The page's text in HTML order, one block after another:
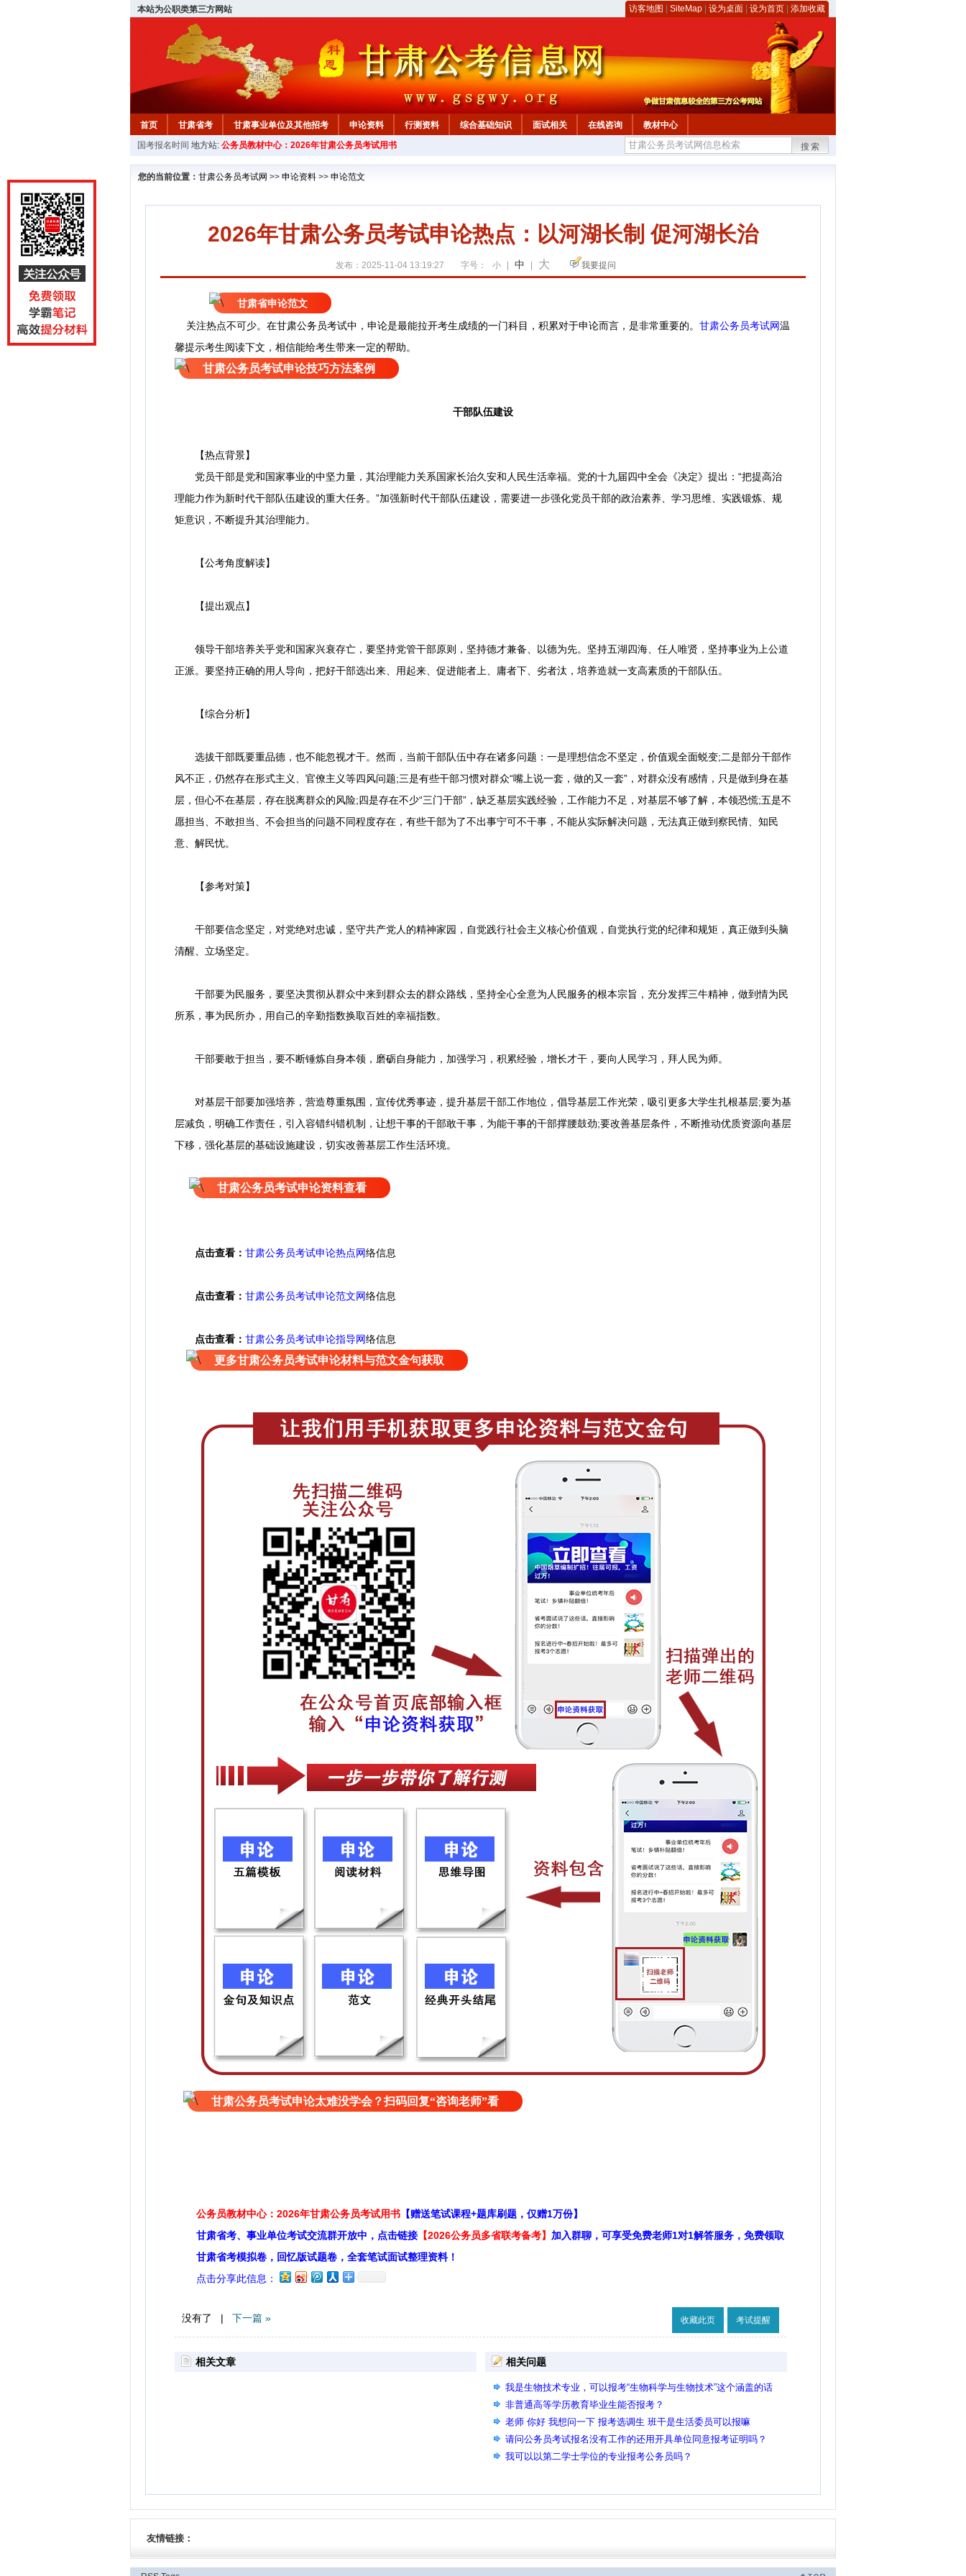
本站为公职类第三方网站 访客地图 SiteMap 设为桌面 设为首页 添加收藏
首页 甘肃省考 甘肃事业单位及其他招考 申论资料 行测资料 综合基础知识 面试相关 在线咨询
教材中心
国考报名时间 地方站: 公务员教材中心：2026年甘肃公务员考试用书 搜索
您的当前位置： 甘肃公务员考试网 >> 申论资料 >> 申论范文
2026年甘肃公务员考试申论热点：以河湖长制 促河湖长治
发布：2025-11-04 13:19:27 字号： 小 中 大 我要提问
甘肃省申论范文
关注热点不可少。 在甘肃公务员考试中，申论是最能拉开考生成绩的一门科目，积累对于申论而言，是非常重要的。 甘肃公务员考试网温
馨提示考生阅读下文，相信能给考生带来一定的帮助。
甘肃公务员考试申论技巧方法案例
干部队伍建设
【热点背景】
党员干部是党和国家事业的中坚力量，其治理能力关系国家长治久安和人民生活幸福。党的十九届四中全会《决定》提出：“把提高治
理能力作为新时代干部队伍建设的重大任务。”加强新时代干部队伍建设，需要进一步强化党员干部的政治素养、学习思维、实践锻炼、规
矩意识，不断提升其治理能力。
【公考角度解读】
【提出观点】
领导干部培养关乎党和国家兴衰存亡，要坚持党管干部原则，坚持德才兼备、以德为先。坚持五湖四海、任人唯贤，坚持事业为上公道
正派。要坚持正确的用人导向，把好干部选出来、用起来、促进能者上、庸者下、劣者汰，培养造就一支高素质的干部队伍。
【综合分析】
选拔干部既要重品德，也不能忽视才干。然而，当前干部队伍中存在诸多问题：一是理想信念不坚定，价值观全面蜕变;二是部分干部作
风不正，仍然存在形式主义、官僚主义等四风问题;三是有些干部习惯对群众“嘴上说一套，做的又一套”，对群众没有感情，只是做到身在基
层，但心不在基层，存在脱离群众的风险;四是存在不少“三门干部”，缺乏基层实践经验，工作能力不足，对基层不够了解，本领恐慌;五是不
愿担当、不敢担当、不会担当的问题不同程度存在，有些干部为了不出事宁可不干事，不能从实际解决问题，无法真正做到察民情、知民
意、解民忧。
【参考对策】
干部要信念坚定，对党绝对忠诚，坚守共产党人的精神家园，自觉践行社会主义核心价值观，自觉执行党的纪律和规矩，真正做到头脑
清醒、立场坚定。
干部要为民服务，要坚决贯彻从群众中来到群众去的群众路线，坚持全心全意为人民服务的根本宗旨，充分发挥三牛精神，做到情为民
所系，事为民所办，用自己的辛勤指数换取百姓的幸福指数。
干部要敢于担当，要不断锤炼自身本领，磨砺自身能力，加强学习，积累经验，增长才干，要向人民学习，拜人民为师。
对基层干部要加强培养，营造尊重氛围，宣传优秀事迹，提升基层干部工作地位，倡导基层工作光荣，吸引更多大学生扎根基层;要为基
层减负，明确工作责任，引入容错纠错机制，让想干事的干部敢干事，为能干事的干部撑腰鼓劲;要改善基层条件，不断推动优质资源向基层
下移，强化基层的基础设施建设，切实改善基层工作生活环境。
甘肃公务员考试申论资料查看
点击查看： 甘肃公务员考试申论热点网络信息
点击查看： 甘肃公务员考试申论范文网络信息
点击查看： 甘肃公务员考试申论指导网络信息
更多甘肃公务员考试申论材料与范文金句获取
甘肃公务员考试申论太难没学会？扫码回复“咨询老师”看
公务员教材中心：2026年甘肃公务员考试用书 【赠送笔试课程+题库刷题，仅赠1万份】
甘肃省考、事业单位考试交流群开放中，点击链接 【2026公务员多省联考备考】 加入群聊，可享受免费老师1对1解答服务，免费领取
甘肃省考模拟卷，回忆版试题卷，全套笔试面试整理资料！
点击分享此信息：
没有了 | 下一篇 » 收藏此页 考试提醒
相关文章 相关问题
我是生物技术专业，可以报考“生物科学与生物技术”这个涵盖的话
吗？
非普通高等学历教育毕业生能否报考？
老师 你好 我想问一下 报考选调生 班干是生活委员可以报嘛
请问公务员考试报名没有工作的还用开具单位同意报考证明吗？
我可以以第二学士学位的专业报考公务员吗？
友情链接：